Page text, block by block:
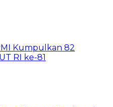
Kumpulkan 82
RI ke-81